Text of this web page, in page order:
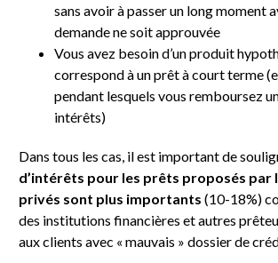
sans avoir à passer un long moment
demande ne soit approuvée
Vous avez besoin d’un produit
correspond à un prêt à court terme
pendant lesquels vous remboursez
intérêts)
Dans tous les cas, il est important de
d’intérêts pour les prêts proposés par
privés sont plus importants (10-18%)
des institutions financières et autres
aux clients avec « mauvais » dossier de